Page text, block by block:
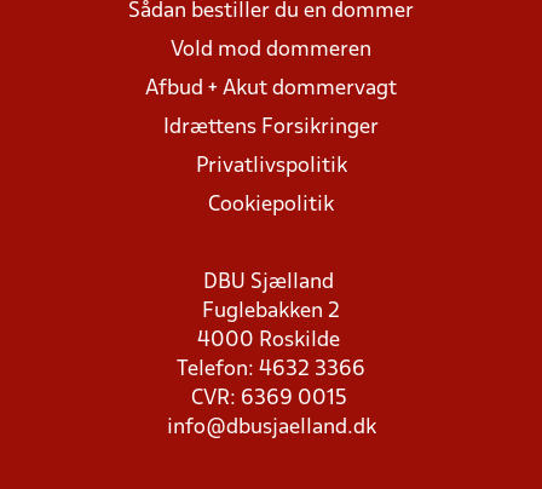
Sådan bestiller du en dommer
Vold mod dommeren
Afbud + Akut dommervagt
Idrættens Forsikringer
Privatlivspolitik
Cookiepolitik
DBU Sjælland
Fuglebakken 2
4000 Roskilde
Telefon: 4632 3366
CVR: 6369 0015
info@dbusjaelland.dk